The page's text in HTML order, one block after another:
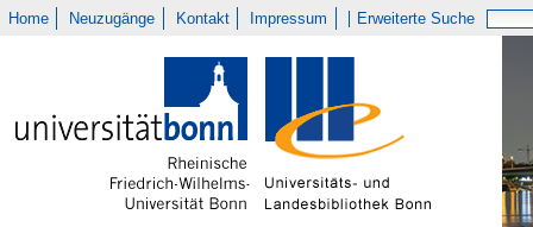
Home Neuzugänge Kontakt Impressum Erweiterte Suche